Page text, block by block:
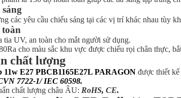
các yêu cầu chiếu sáng tại các vị trí khác nhau tùy
tia UV, an toàn cho mắt người sử dụng.
cho màu sắc khu vực được chiếu rọi chân thực,
chất lượng
E27 PBCB1165E27L PARAGON được thiết kế
7722-1/ IEC 60598.
chất lượng châu ÂU: RoHS, CE.